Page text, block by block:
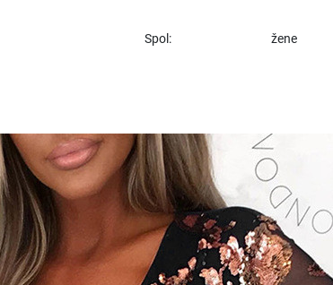
Spol:
žene